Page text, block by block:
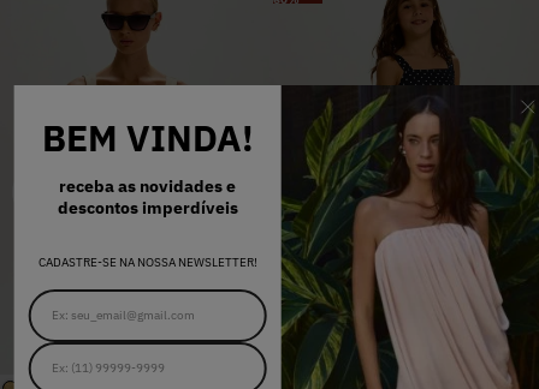
BEM VINDA!
receba as novidades e
descontos imperdíveis
CADASTRE-SE NA NOSSA NEWSLETTER!